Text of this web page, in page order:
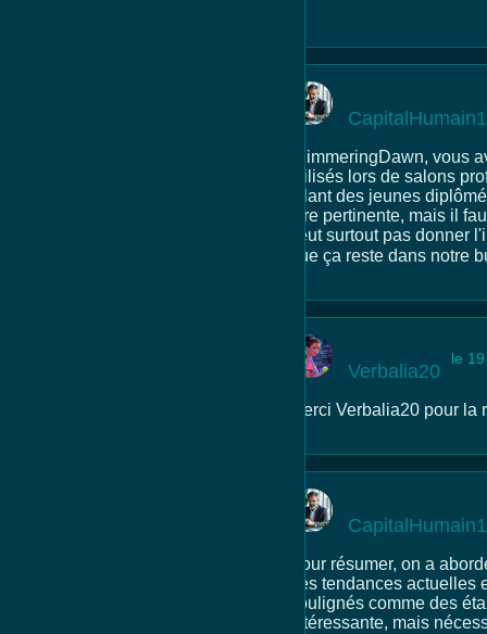
GlimmeringDawn, vous
utilisés lors de salons
allant des jeunes
être pertinente, mais il
veut surtout pas donner
que ça reste dans notre
Verbalia20
le
Merci Verbalia20 pour
Pour résumer, on a
des tendances
soulignés comme des
intéressante, mais